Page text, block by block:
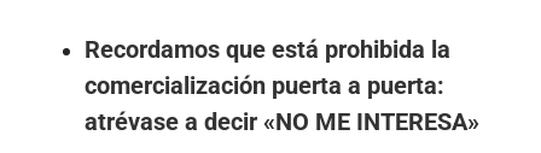
Recordamos que está prohibida la
comercialización puerta a puerta:
atrévase a decir «NO ME INTERESA»